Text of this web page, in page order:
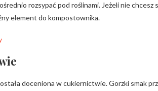
rozsypać pod roślinami. Jeżeli nie
element do kompostownika.
doceniona w cukiernictwie. Gorzki smak